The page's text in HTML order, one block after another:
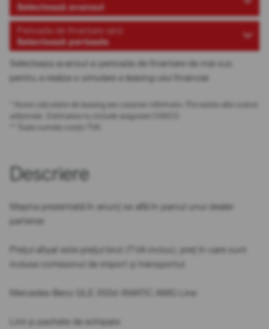
Selectează avansul
Perioada de finanțare (ani)
Selectează perioada
Selecteaza avansul si perioada de finantare de mai sus
pentru a realiza o simulare a leasing-ului financiar.
* Acest calculator de leasing are caracter informativ. Pot exista alte costuri
adiționale. Estimarea nu include asigurare CASCO.
** Toate sumele conțin TVA.
Descriere
Mașina prezentată în anunț se află în parcul unui dealer
partener.
Prețul afișat este prețul brut (TVA inclus), preț în care sunt
incluse comisionul de import și transportul.
Mercedes-Benz GLE 350d 4MATIC AMG Line
Linii și pachete de echipare